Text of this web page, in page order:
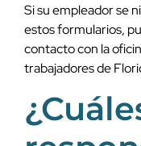
Si su empleador se
estos formularios,
contacto con la
trabajadores de